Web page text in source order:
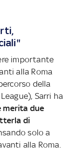
importante
alla Roma
della
Sarri ha
merita due
di
solo a
alla Roma.